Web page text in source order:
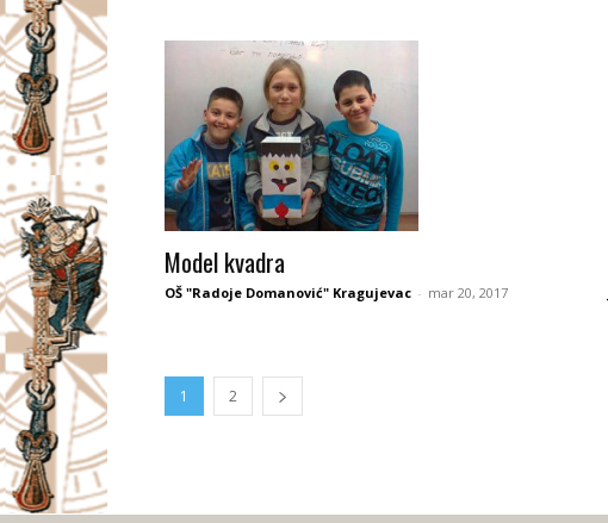
Model kvadra
OŠ "Radoje Domanović" Kragujevac - mar 20, 2017
1 2